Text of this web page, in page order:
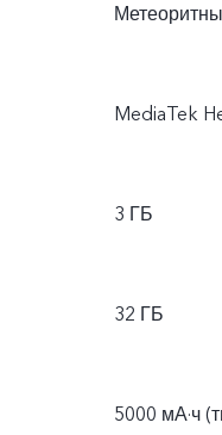
MediaTek
3 ГБ
32 ГБ
5000 мА·ч